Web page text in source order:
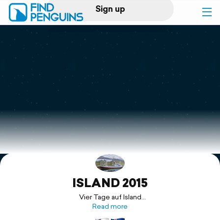
Sign up
Log in
Print a book
Flyover video
Explore
ISLAND 2015
Vier Tage auf Island
Die Reise beginnt:
Ich starte meine Reise am Samstag, den 11. April 2015 in
Read more